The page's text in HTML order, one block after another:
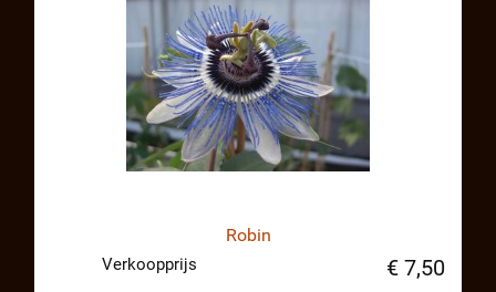
Robin
Verkoopprijs € 7,50